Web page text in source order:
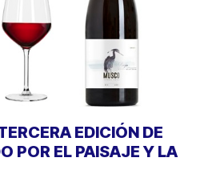
EDICIÓN DE
POR EL PAISAJE Y LA